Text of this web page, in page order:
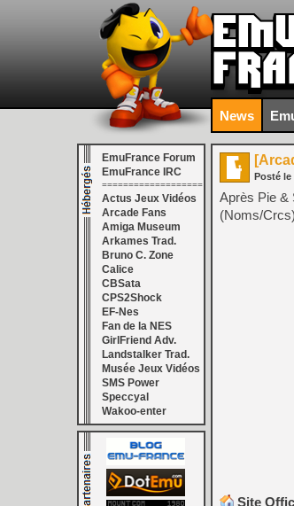
News
EmuFrance Forum
EmuFrance IRC
===================
Actus Jeux Vidéos
Arcade Fans
Amiga Museum
Arkames Trad.
Bruno C. Zone
Calice
CBSata
CPS2Shock
EF-Nes
Fan de la NES
GirlFriend Adv.
Landstalker Trad.
Musée Jeux Vidéos
SMS Power
Speccyal
Wakoo-enter
Posté le
Après Pie &
(Noms/
Site